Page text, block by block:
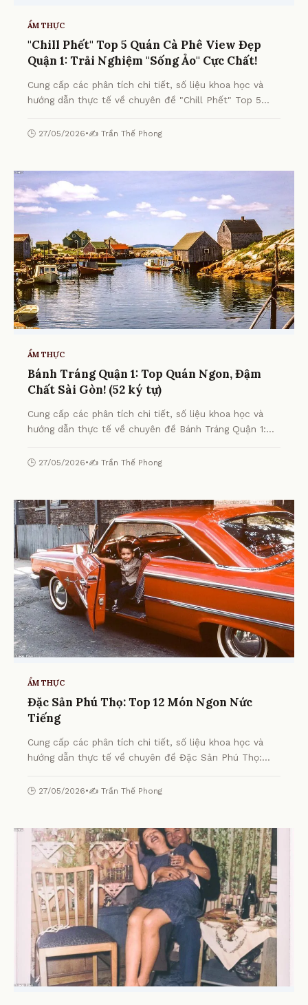
ẨM THỰC
"Chill Phết" Top 5 Quán Cà Phê View Đẹp
Quận 1: Trải Nghiệm "Sống Ảo" Cực Chất!
Cung cấp các phân tích chi tiết, số liệu khoa học và
hướng dẫn thực tế về chuyên đề "Chill Phết" Top 5
Cực Chất! từ chuyên gia.
🕒 27/05/2026•✍️ Trần Thế Phong
ẨM THỰC
Bánh Tráng Quận 1: Top Quán Ngon, Đậm
Chất Sài Gòn! (52 ký tự)
Cung cấp các phân tích chi tiết, số liệu khoa học và
hướng dẫn thực tế về chuyên đề Bánh Tráng Quận 1:
chuyên gia.
🕒 27/05/2026•✍️ Trần Thế Phong
ẨM THỰC
Đặc Sản Phú Thọ: Top 12 Món Ngon Nức
Tiếng
Cung cấp các phân tích chi tiết, số liệu khoa học và
hướng dẫn thực tế về chuyên đề Đặc Sản Phú Thọ:
🕒 27/05/2026•✍️ Trần Thế Phong